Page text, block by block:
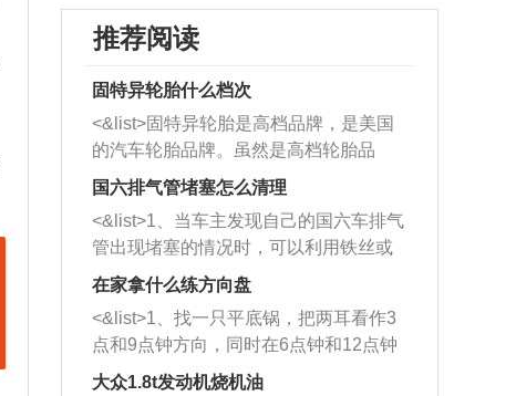
推荐阅读
固特异轮胎什么档次
<&list>固特异轮胎是高档品牌，是美国
的汽车轮胎品牌。虽然是高档轮胎品
牌，但是中高低端的轮胎都有生产，这
也是为了更好的开拓市场。
国六排气管堵塞怎么清理
<&list>1、当车主发现自己的国六车排气
管出现堵塞的情况时，可以利用铁丝或
者是细棍，直接将杂物给取出来，如果
堵塞情况比较严重，也可以采取应急措
施。 <&list>2、直接利用木棍将所有的
杂物推到排气管里面的位置处，然后将
三元催化器拆解开，就可以将堵塞的东
在家拿什么练方向盘
<&list>1、找一只平底锅，把两耳看作3
点和9点钟方向，同时在6点钟和12点钟
方向做一个标记。 <&list>2、双手握住
大众1.8t发动机烧机油